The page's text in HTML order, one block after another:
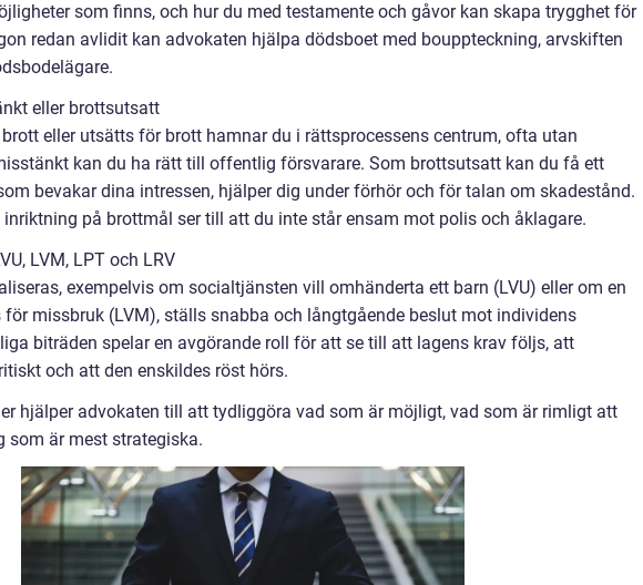
som finns, och hur du med testamente och gåvor kan skapa trygghet för
redan avlidit kan advokaten hjälpa dödsboet med bouppteckning, arvskiften
eller brottsutsatt
eller utsätts för brott hamnar du i rättsprocessens centrum, ofta utan
kan du ha rätt till offentlig försvarare. Som brottsutsatt kan du få ett
bevakar dina intressen, hjälper dig under förhör och för talan om skadestånd.
inriktning på brottmål ser till att du inte står ensam mot polis och åklagare.
LVM, LPT och LRV
exempelvis om socialtjänsten vill omhänderta ett barn (LVU) eller om en
för missbruk (LVM), ställs snabba och långtgående beslut mot individens
biträden spelar en avgörande roll för att se till att lagens krav följs, att
och att den enskildes röst hörs.
hjälper advokaten till att tydliggöra vad som är möjligt, vad som är rimligt att
som är mest strategiska.